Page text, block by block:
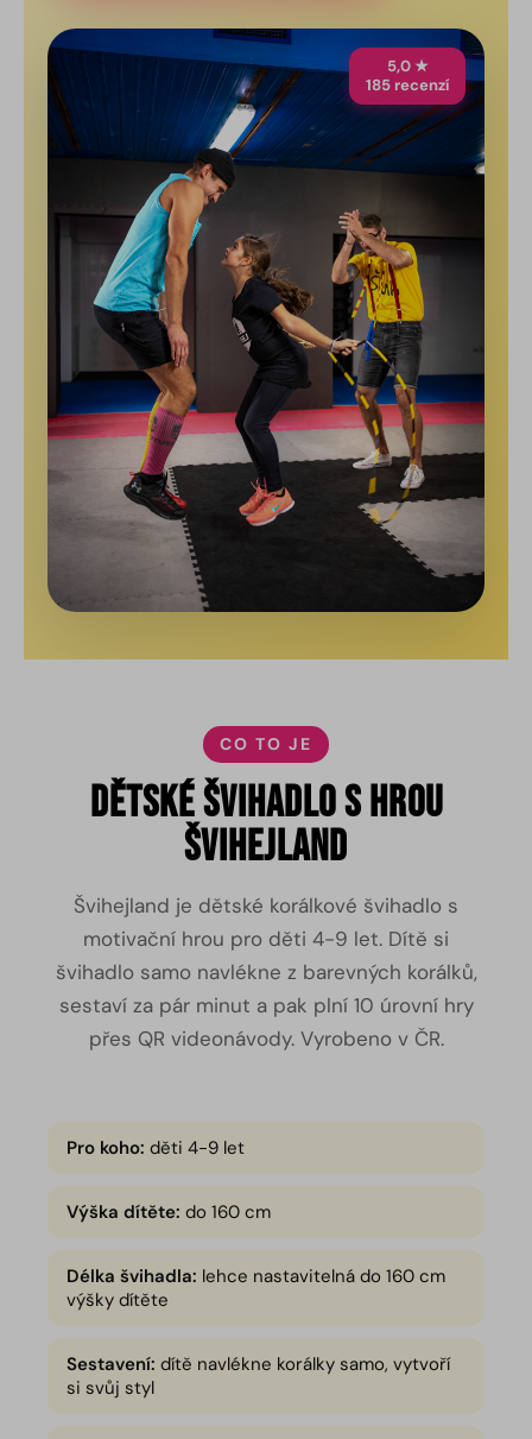
5,0 ★
185 recenzí
CO TO JE
Dětské švihadlo s hrou
Švihejland
Švihejland je dětské korálkové švihadlo s
motivační hrou pro děti 4-9 let. Dítě si
švihadlo samo navlékne z barevných korálků,
sestaví za pár minut a pak plní 10 úrovní hry
přes QR videonávody. Vyrobeno v ČR.
Pro koho: děti 4-9 let
Výška dítěte: do 160 cm
Délka švihadla: lehce nastavitelná do 160 cm
výšky dítěte
Sestavení: dítě navlékne korálky samo, vytvoří
si svůj styl